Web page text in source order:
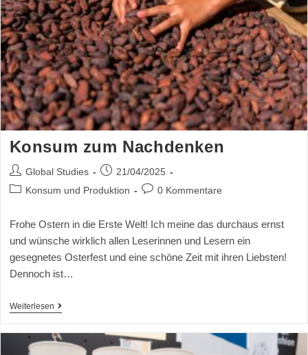
Konsum zum Nachdenken
Global Studies
21/04/2025
Konsum und Produktion
0 Kommentare
Frohe Ostern in die Erste Welt! Ich meine das durchaus ernst
und wünsche wirklich allen Leserinnen und Lesern ein
gesegnetes Osterfest und eine schöne Zeit mit ihren Liebsten!
Dennoch ist…
Weiterlesen